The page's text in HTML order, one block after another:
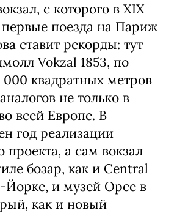
с которого в XIX
первые поезда на Париж
ставит рекорды: тут
Vokzal 1853, по
квадратных метров
не только в
всей Европе. В
год реализации
проекта, а сам вокзал
бозар, как и Central
и музей Орсе в
как и новый